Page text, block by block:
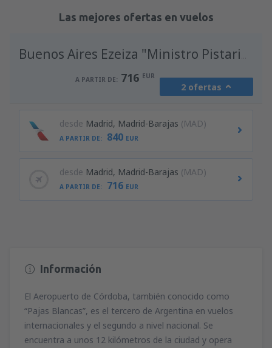
Las mejores ofertas en vuelos
A PARTIR DE: 716 EUR
2 ofertas
desde Madrid, Madrid-Barajas (MAD)
A PARTIR DE: 840 EUR
desde Madrid, Madrid-Barajas (MAD)
A PARTIR DE: 716 EUR
Información
El Aeropuerto de Córdoba, también conocido como
“Pajas Blancas”, es el tercero de Argentina en vuelos
internacionales y el segundo a nivel nacional. Se
encuentra a unos 12 kilómetros de la ciudad y opera